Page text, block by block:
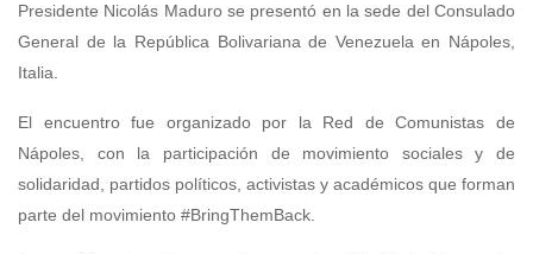
Presidente Nicolás Maduro se presentó en la sede del Consulado
General de la República Bolivariana de Venezuela en Nápoles,
Italia.
El encuentro fue organizado por la Red de Comunistas de
Nápoles, con la participación de movimiento sociales y de
solidaridad, partidos políticos, activistas y académicos que forman
parte del movimiento #BringThemBack.